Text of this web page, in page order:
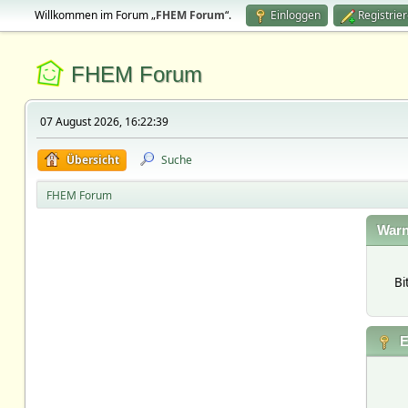
Willkommen im Forum „FHEM Forum“. Einloggen
FHEM Forum
07 August 2026, 16:22:39
Übersicht Suche
FHEM Forum